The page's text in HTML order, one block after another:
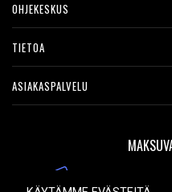
OHJEKESKUS
TIETOA
ASIAKASPALVELU